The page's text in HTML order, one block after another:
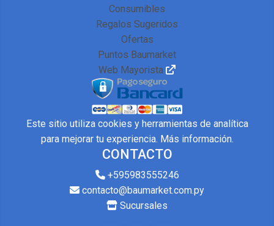
Consumibles
Regalos Sugeridos
Ofertas
Puntos Baumarket
Web Mayorista
CONTACTO
+595983555246
contacto@baumarket.com.py
Sucursales
Este sitio utiliza cookies y herramientas de analítica
para mejorar tu experiencia. Más información.